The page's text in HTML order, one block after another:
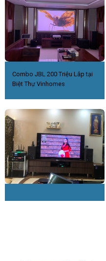
Combo JBL 200 Triệu Lắp tại
Biệt Thự Vinhomes